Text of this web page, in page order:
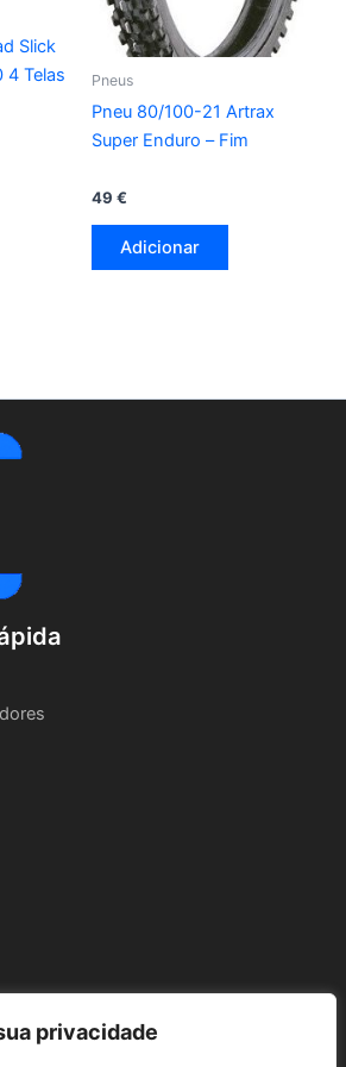
privacidade
Slick
4 Telas
Pneus
Pneu 80/100-21 Artrax
Super Enduro – Fim
49 €
Adicionar